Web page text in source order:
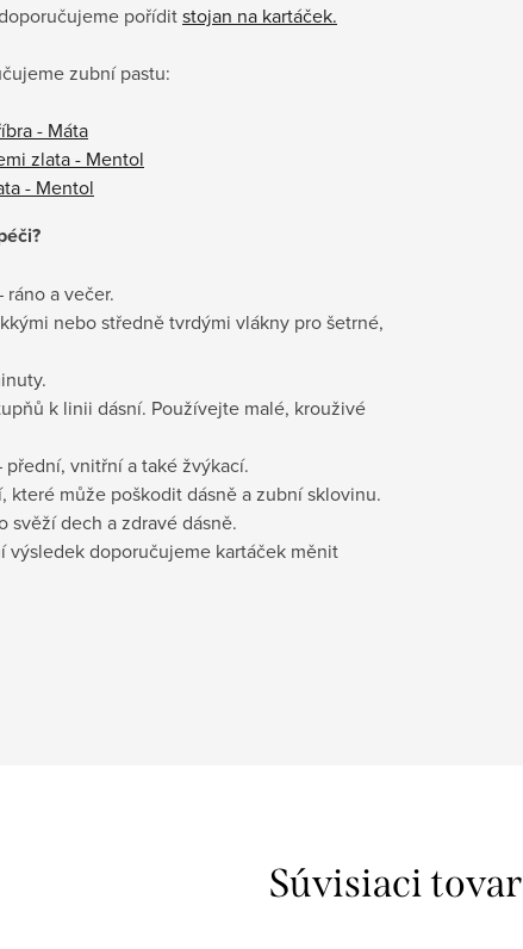
poříditstojan na kartáček.
zubní pastu:
- Máta
zlata - Mentol
- Mentol
a večer.
nebo středně tvrdými vlákny pro šetrné,
k linii dásní. Používejte malé, krouživé
vnitřní a také žvýkací.
které může poškodit dásně a zubní sklovinu.
svěží dech a zdravé dásně.
výsledek doporučujeme kartáček měnit
Súvisiaci tovar